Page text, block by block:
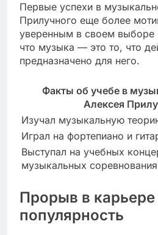
Первые успехи в
Прилучного еще более
уверенным в своем выборе
что музыка — это то, что
предназначено для него.
Факты об учебе в
Алексея
Изучал музыкальную
Играл на фортепиано и
Выступал на учебных
музыкальных
Прорыв в карьере
популярность